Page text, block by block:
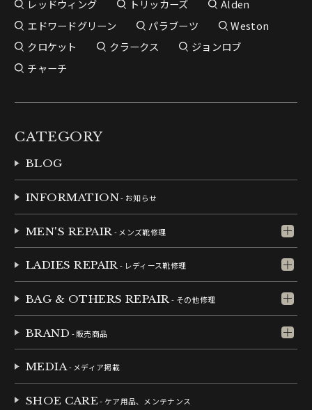
レッドウィング トリッカーズ
Alden
エドワードグリーン
パラブーツ
Weston
クロケット
クラークス
ジョンロブ
チャーチ
CATEGORY
BLOG
INFORMATION- お知らせ
MEN'S REPAIR - メンズ靴修理
LADIES REPAIR- レディース靴修理
BAG & OTHERS REPAIR- その他修理
BRAND - 販売商品
MEDIA- メディア掲載
SHOE CARE- ケア用品、メンテナンス